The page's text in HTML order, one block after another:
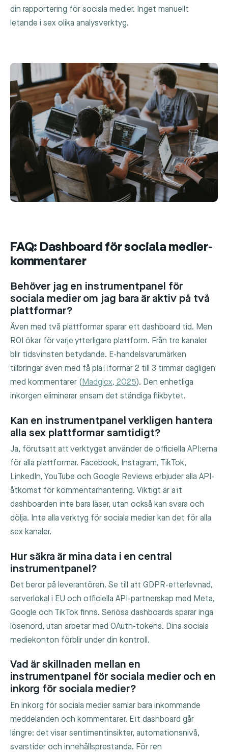
din rapportering för sociala medier. Inget manuellt
letande i sex olika analysverktyg.
FAQ: Dashboard för sociala medier-
kommentarer
Behöver jag en instrumentpanel för
sociala medier om jag bara är aktiv på två
plattformar?
Även med två plattformar sparar ett dashboard tid. Men
ROI ökar för varje ytterligare plattform. Från tre kanaler
blir tidsvinsten betydande. E-handelsvarumärken
tillbringar även med få plattformar 2 till 3 timmar dagligen
med kommentarer (Madgicx, 2025). Den enhetliga
inkorgen eliminerar ensam det ständiga flikbytet.
Kan en instrumentpanel verkligen hantera
alla sex plattformar samtidigt?
Ja, förutsatt att verktyget använder de officiella API:erna
för alla plattformar. Facebook, Instagram, TikTok,
LinkedIn, YouTube och Google Reviews erbjuder alla API-
åtkomst för kommentarhantering. Viktigt är att
dashboarden inte bara läser, utan också kan svara och
dölja. Inte alla verktyg för sociala medier kan det för alla
sex kanaler.
Hur säkra är mina data i en central
instrumentpanel?
Det beror på leverantören. Se till att GDPR-efterlevnad,
serverlokal i EU och officiella API-partnerskap med Meta,
Google och TikTok finns. Seriösa dashboards sparar inga
lösenord, utan arbetar med OAuth-tokens. Dina sociala
mediekonton förblir under din kontroll.
Vad är skillnaden mellan en
instrumentpanel för sociala medier och en
inkorg för sociala medier?
En inkorg för sociala medier samlar bara inkommande
meddelanden och kommentarer. Ett dashboard går
längre: det visar sentimentinsikter, automationsnivå,
svarstider och innehållsprestanda. För ren